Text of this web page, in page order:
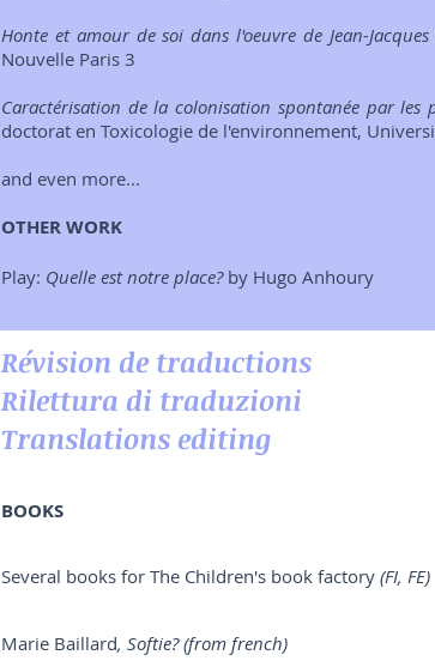
Honte et amour de soi dans l'oeuvre de Jean-Jacques
Nouvelle Paris 3
Caractérisation de la colonisation spontanée par les
doctorat en Toxicologie de l'environnement,
and even more...
OTHER WORK
Play: Quelle est notre place?by Hugo Anhoury
Révision de traductions
Rilettura di traduzioni
Translations editing
BOOKS
Several books for The Children's book factory (FI, FE)
Marie Baillard, Softie? (from french)